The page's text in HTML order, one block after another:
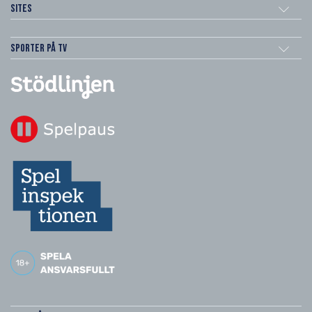
Sites
Sporter på TV